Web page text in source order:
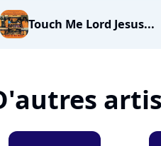
Touch Me Lord Jesus...